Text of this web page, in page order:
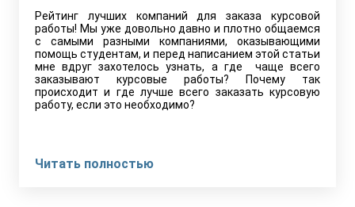
Рейтинг лучших компаний для заказа курсовой
работы! Мы уже довольно давно и плотно общаемся
с самыми разными компаниями, оказывающими
помощь студентам, и перед написанием этой статьи
мне вдруг захотелось узнать, а где чаще всего
заказывают курсовые работы? Почему так
происходит и где лучше всего заказать курсовую
работу, если это необходимо?
Читать полностью